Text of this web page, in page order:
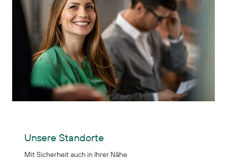
Unsere Standorte
Mit Sicherheit auch in Ihrer Nähe